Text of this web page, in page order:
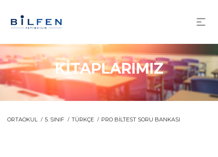
KİTAPLARIMIZ
ORTAOKUL 5. SINIF TÜRKÇE PRO BİLTEST SORU BANKASI